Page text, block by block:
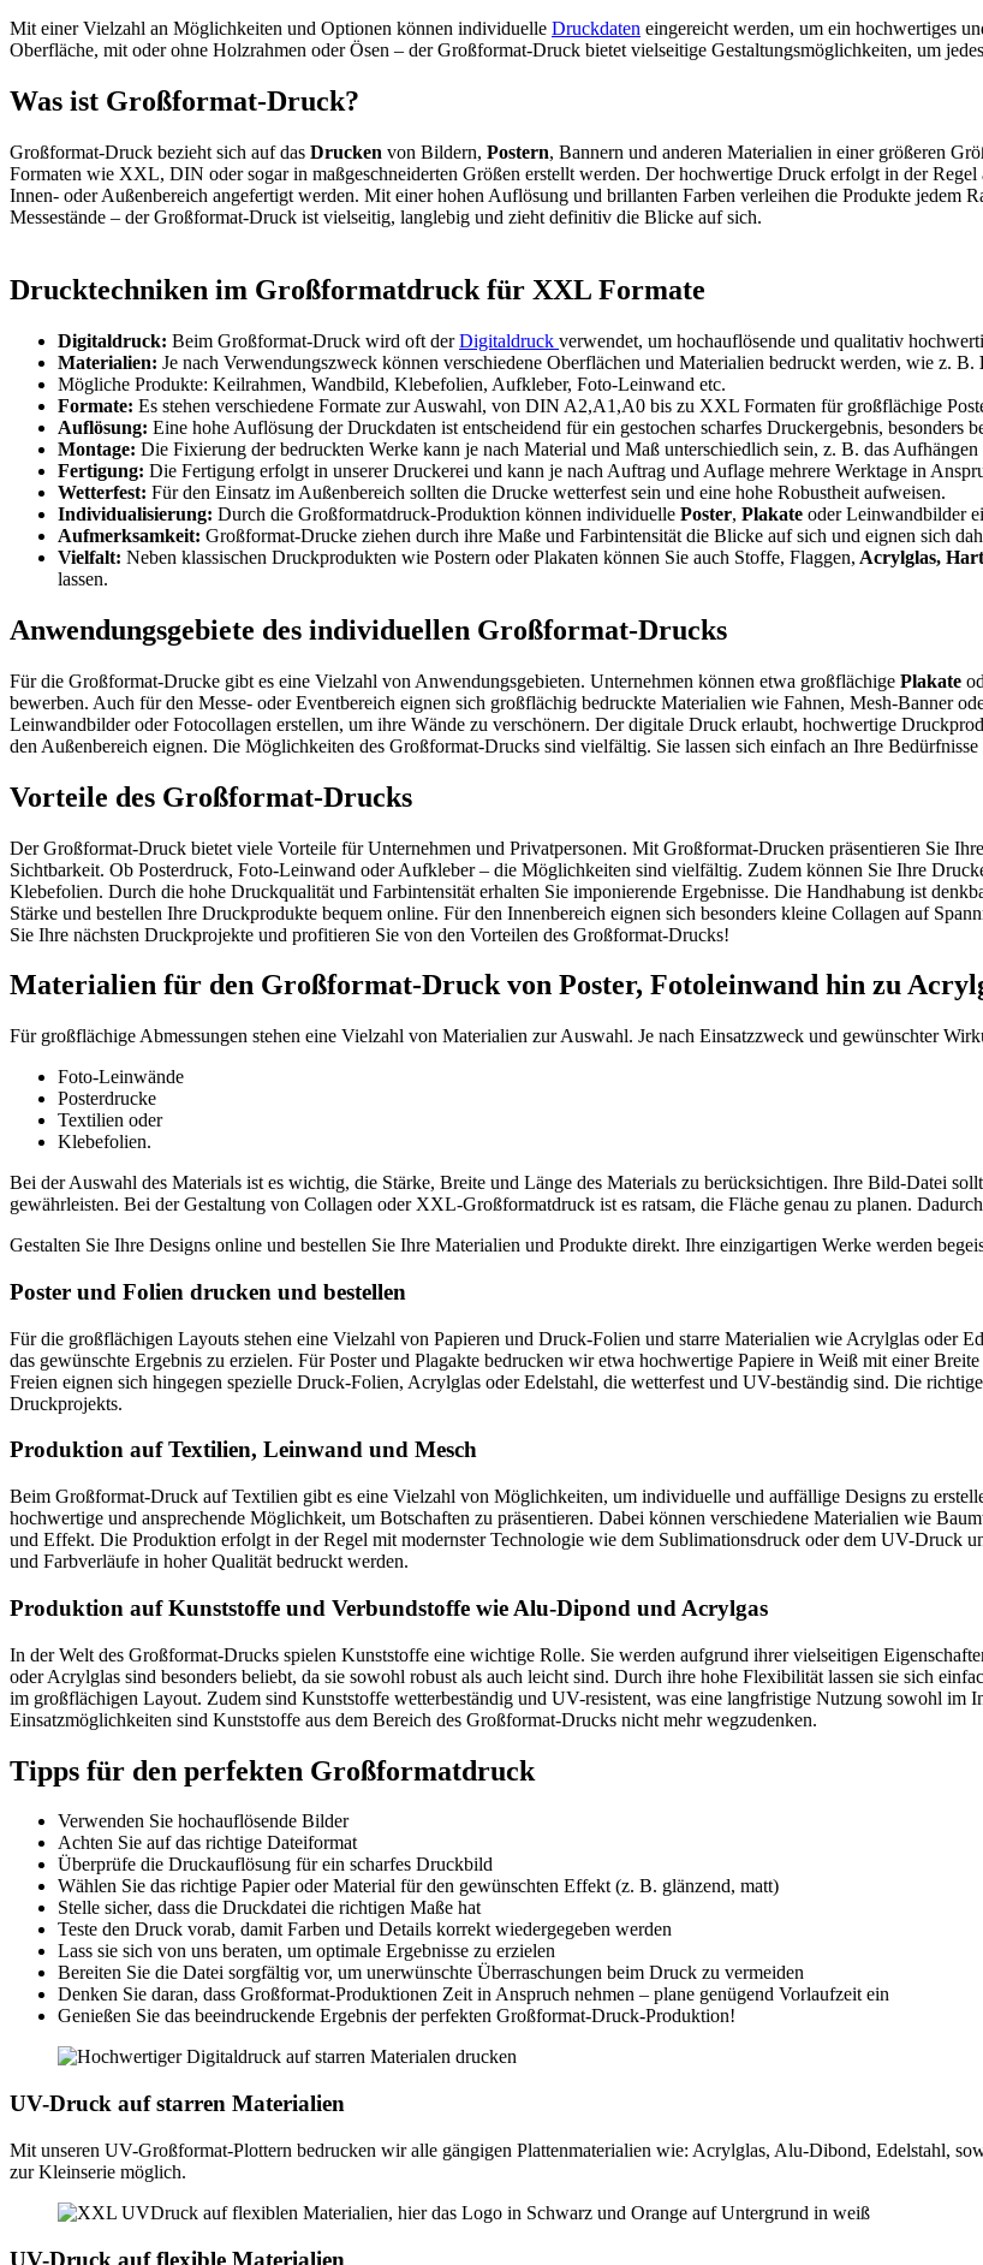
Mit einer Vielzahl an Möglichkeiten und Optionen können individuelle Druckdaten eingereicht werden, um ein hochwertiges
Oberfläche, mit oder ohne Holzrahmen oder Ösen – der Großformat-Druck bietet vielseitige Gestaltungsmöglichkeiten, um
Was ist Großformat-Druck?
Großformat-Druck bezieht sich auf das Drucken von Bildern, Postern, Bannern und anderen Materialien in einer größeren
Formaten wie XXL, DIN oder sogar in maßgeschneiderten Größen erstellt werden. Der hochwertige Druck erfolgt in der
Innen- oder Außenbereich angefertigt werden. Mit einer hohen Auflösung und brillanten Farben verleihen die Produkte jedem
Messestände – der Großformat-Druck ist vielseitig, langlebig und zieht definitiv die Blicke auf sich.
Drucktechniken im Großformatdruck für XXL Formate
Digitaldruck: Beim Großformat-Druck wird oft derDigitaldruck verwendet, um hochauflösende und qualitativ
Materialien: Je nach Verwendungszweck können verschiedene Oberflächen und Materialien bedruckt werden, wie z. B.
Mögliche Produkte: Keilrahmen, Wandbild, Klebefolien, Aufkleber, Foto-Leinwand etc.
Formate: Es stehen verschiedene Formate zur Auswahl, von DIN A2,A1,A0 bis zu XXL Formaten für großflächige
Auflösung: Eine hohe Auflösung der Druckdaten ist entscheidend für ein gestochen scharfes Druckergebnis, besonders
Montage: Die Fixierung der bedruckten Werke kann je nach Material und Maß unterschiedlich sein, z. B. das
Fertigung: Die Fertigung erfolgt in unserer Druckerei und kann je nach Auftrag und Auflage mehrere Werktage in
Wetterfest: Für den Einsatz im Außenbereich sollten die Drucke wetterfest sein und eine hohe Robustheit aufweisen.
Individualisierung: Durch die Großformatdruck-Produktion können individuelle Poster, Plakate oder Leinwandbilder
Aufmerksamkeit: Großformat-Drucke ziehen durch ihre Maße und Farbintensität die Blicke auf sich und eignen sich
Vielfalt: Neben klassischen Druckprodukten wie Postern oder Plakaten können Sie auch Stoffe, Flaggen, Acrylglas,
lassen.
Anwendungsgebiete des individuellen Großformat-Drucks
Für die Großformat-Drucke gibt es eine Vielzahl von Anwendungsgebieten. Unternehmen können etwa großflächige Plakate
bewerben. Auch für den Messe- oder Eventbereich eignen sich großflächig bedruckte Materialien wie Fahnen, Mesh-Banner
Leinwandbilder oder Fotocollagen erstellen, um ihre Wände zu verschönern. Der digitale Druck erlaubt, hochwertige
den Außenbereich eignen. Die Möglichkeiten des Großformat-Drucks sind vielfältig. Sie lassen sich einfach an Ihre Bedürfnisse
Vorteile des Großformat-Drucks
Der Großformat-Druck bietet viele Vorteile für Unternehmen und Privatpersonen. Mit Großformat-Drucken präsentieren Sie
Sichtbarkeit. Ob Posterdruck, Foto-Leinwand oder Aufkleber – die Möglichkeiten sind vielfältig. Zudem können Sie Ihre
Klebefolien. Durch die hohe Druckqualität und Farbintensität erhalten Sie imponierende Ergebnisse. Die Handhabung ist
Stärke und bestellen Ihre Druckprodukte bequem online. Für den Innenbereich eignen sich besonders kleine Collagen auf
Sie Ihre nächsten Druckprojekte und profitieren Sie von den Vorteilen des Großformat-Drucks!
Materialien für den Großformat-Druck von Poster, Fotoleinwand hin zu
Für großflächige Abmessungen stehen eine Vielzahl von Materialien zur Auswahl. Je nach Einsatzzweck und gewünschter
Foto-Leinwände
Posterdrucke
Textilien oder
Klebefolien.
Bei der Auswahl des Materials ist es wichtig, die Stärke, Breite und Länge des Materials zu berücksichtigen. Ihre Bild-Datei
gewährleisten. Bei der Gestaltung von Collagen oder XXL-Großformatdruck ist es ratsam, die Fläche genau zu planen.
Gestalten Sie Ihre Designs online und bestellen Sie Ihre Materialien und Produkte direkt. Ihre einzigartigen Werke werden
Poster und Folien drucken und bestellen
Für die großflächigen Layouts stehen eine Vielzahl von Papieren und Druck-Folien und starre Materialien wie Acrylglas oder
das gewünschte Ergebnis zu erzielen. Für Poster und Plagakte bedrucken wir etwa hochwertige Papiere in Weiß mit einer
Freien eignen sich hingegen spezielle Druck-Folien, Acrylglas oder Edelstahl, die wetterfest und UV-beständig sind. Die
Druckprojekts.
Produktion auf Textilien, Leinwand und Mesch
Beim Großformat-Druck auf Textilien gibt es eine Vielzahl von Möglichkeiten, um individuelle und auffällige Designs zu
hochwertige und ansprechende Möglichkeit, um Botschaften zu präsentieren. Dabei können verschiedene Materialien wie
und Effekt. Die Produktion erfolgt in der Regel mit modernster Technologie wie dem Sublimationsdruck oder dem UV-Druck
und Farbverläufe in hoher Qualität bedruckt werden.
Produktion auf Kunststoffe und Verbundstoffe wie Alu-Dipond und Acrylgas
In der Welt des Großformat-Drucks spielen Kunststoffe eine wichtige Rolle. Sie werden aufgrund ihrer vielseitigen
oder Acrylglas sind besonders beliebt, da sie sowohl robust als auch leicht sind. Durch ihre hohe Flexibilität lassen sie sich
im großflächigen Layout. Zudem sind Kunststoffe wetterbeständig und UV-resistent, was eine langfristige Nutzung sowohl im
Einsatzmöglichkeiten sind Kunststoffe aus dem Bereich des Großformat-Drucks nicht mehr wegzudenken.
Tipps für den perfekten Großformatdruck
Verwenden Sie hochauflösende Bilder
Achten Sie auf das richtige Dateiformat
Überprüfe die Druckauflösung für ein scharfes Druckbild
Wählen Sie das richtige Papier oder Material für den gewünschten Effekt (z. B. glänzend, matt)
Stelle sicher, dass die Druckdatei die richtigen Maße hat
Teste den Druck vorab, damit Farben und Details korrekt wiedergegeben werden
Lass sie sich von uns beraten, um optimale Ergebnisse zu erzielen
Bereiten Sie die Datei sorgfältig vor, um unerwünschte Überraschungen beim Druck zu vermeiden
Denken Sie daran, dass Großformat-Produktionen Zeit in Anspruch nehmen – plane genügend Vorlaufzeit ein
Genießen Sie das beeindruckende Ergebnis der perfekten Großformat-Druck-Produktion!
UV-Druck auf starren Materialien
Mit unseren UV-Großformat-Plottern bedrucken wir alle gängigen Plattenmaterialien wie: Acrylglas, Alu-Dibond, Edelstahl,
zur Kleinserie möglich.
UV-Druck auf flexible Materialien